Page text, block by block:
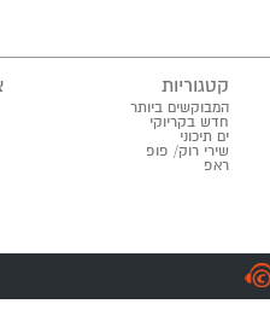
קטגוריות
המבוקשים ביותר
חדש בקריוקי
ים תיכוני
שירי רוק/ פופ
ראפ